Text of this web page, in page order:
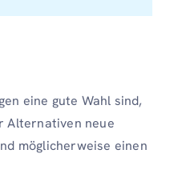
eine gute Wahl sind,
Alternativen neue
möglicherweise einen